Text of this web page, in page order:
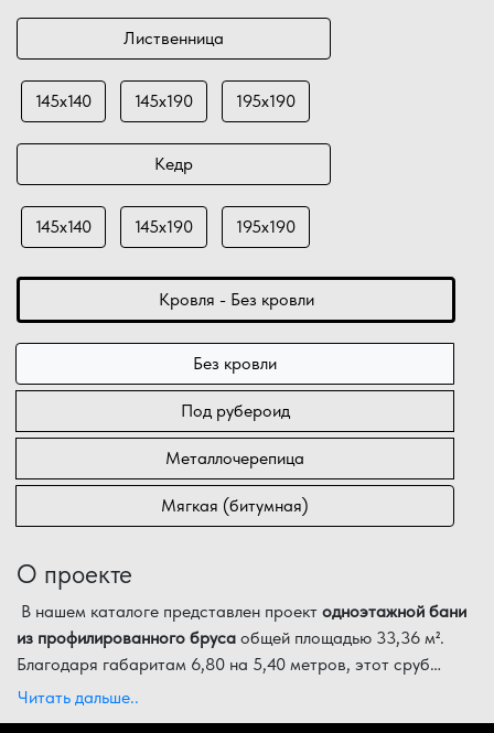
Лиственница
145х140 145х190 195х190
Кедр
145х140 145х190 195х190
Кровля - Без кровли
Без кровли
Под рубероид
Металлочерепица
Мягкая (битумная)
О проекте
В нашем каталоге представлен проект одноэтажной бани
из профилированного бруса общей площадью 33,36 м².
Благодаря габаритам 6,80 на 5,40 метров, этот сруб
является золотой серединой между компактностью и
Функциональные особенности планировки:
Читать дальше..